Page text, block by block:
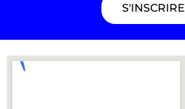
S'INSCRIRE